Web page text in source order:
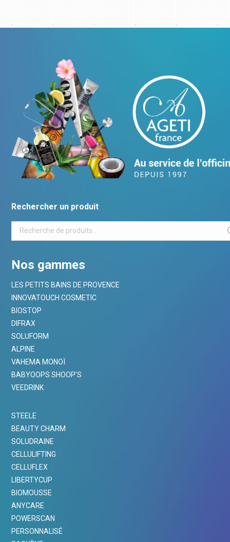
Rechercher un produit
Nos gammes
LES PETITS BAINS DE PROVENCE
INNOVATOUCH COSMETIC
BIOSTOP
DIFRAX
SOLUFORM
ALPINE
VAHEMA MONOÏ
BABYOOPS SHOOP’S
VEEDRINK
STEELE
BEAUTY CHARM
SOLUDRAINE
CELLULIFTING
CELLUFLEX
LIBERTYCUP
BIOMOUSSE
ANYCARE
POWERSCAN
PERSONNALISÉ